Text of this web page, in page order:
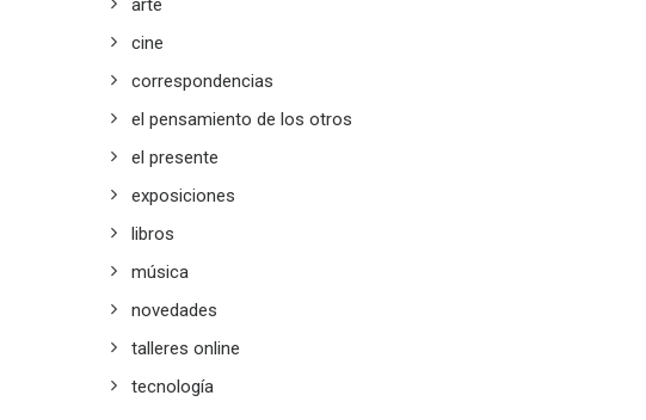
arte
cine
correspondencias
el pensamiento de los otros
el presente
exposiciones
libros
música
novedades
talleres online
tecnología